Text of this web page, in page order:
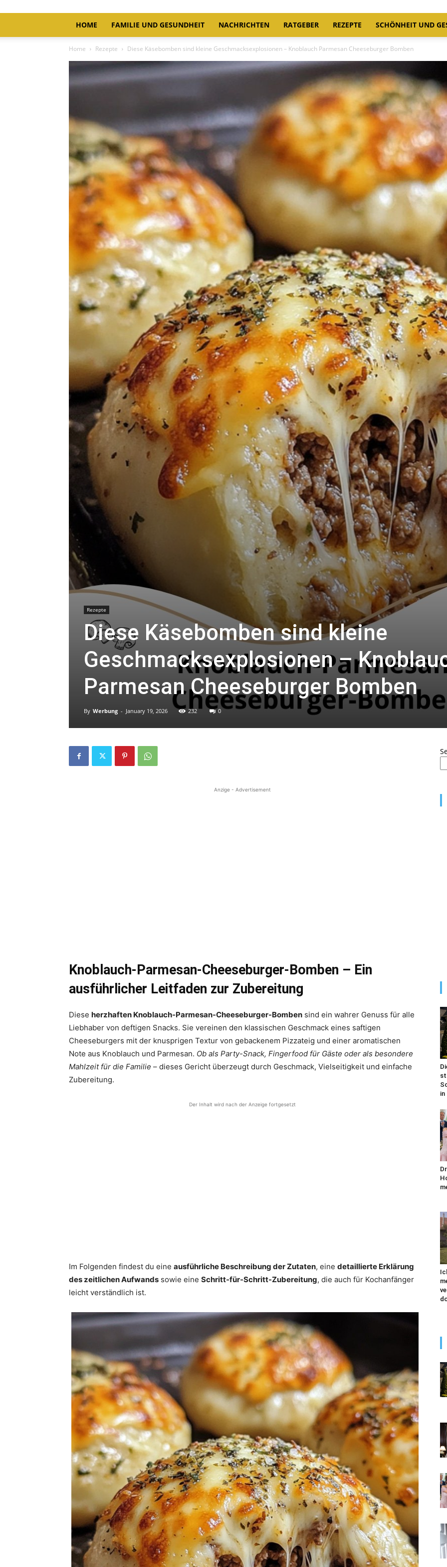
HOME FAMILIE UND GESUNDHEIT NACHRICHTEN RATGEBER REZEPTE SCHÖNHEIT UND
Home Rezepte Diese Käsebomben sind kleine Geschmacksexplosionen – Knoblauch Parmesan Cheeseburger Bomben
Rezepte
Diese Käsebomben sind kleine
Geschmacksexplosionen –
Parmesan Cheeseburger Bomben
By Werbung - January 19, 2026 232 0
Anzige - Advertisement
Knoblauch-Parmesan-Cheeseburger-Bomben – Ein
ausführlicher Leitfaden zur Zubereitung
Diese herzhaften Knoblauch-Parmesan-Cheeseburger-Bomben sind ein wahrer Genuss für alle
Liebhaber von deftigen Snacks. Sie vereinen den klassischen Geschmack eines saftigen
Cheeseburgers mit der knusprigen Textur von gebackenem Pizzateig und einer aromatischen
Note aus Knoblauch und Parmesan. Ob als Party-Snack, Fingerfood für Gäste oder als besondere
Mahlzeit für die Familie – dieses Gericht überzeugt durch Geschmack, Vielseitigkeit und einfache
Zubereitung.
Der Inhalt wird nach der Anzeige fortgesetzt
Im Folgenden findest du eine ausführliche Beschreibung der Zutaten, eine detaillierte Erklärung
des zeitlichen Aufwands sowie eine Schritt-für-Schritt-Zubereitung, die auch für Kochanfänger
leicht verständlich ist.
in